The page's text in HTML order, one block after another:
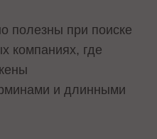
полезны при поиске
компаниях, где
и длинными